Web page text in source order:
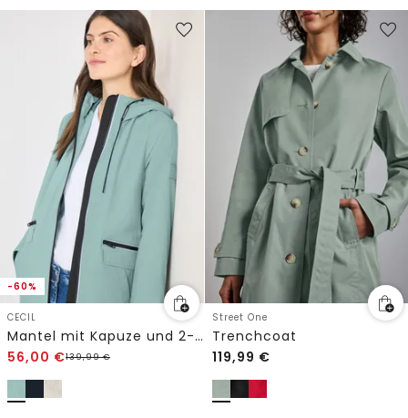
-60%
CECIL
Mantel mit Kapuze und 2-Wege-Zipper
56,00 €139,99€
Street One
Trenchcoat
119,99 €